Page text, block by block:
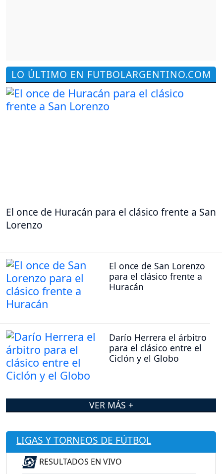
LO ÚLTIMO EN FUTBOLARGENTINO.COM
El once de Huracán para el clásico frente a San
Lorenzo
El once de San Lorenzo
para el clásico frente a
Huracán
Darío Herrera el árbitro
para el clásico entre el
Ciclón y el Globo
VER MÁS +
LIGAS Y TORNEOS DE FÚTBOL
RESULTADOS EN VIVO